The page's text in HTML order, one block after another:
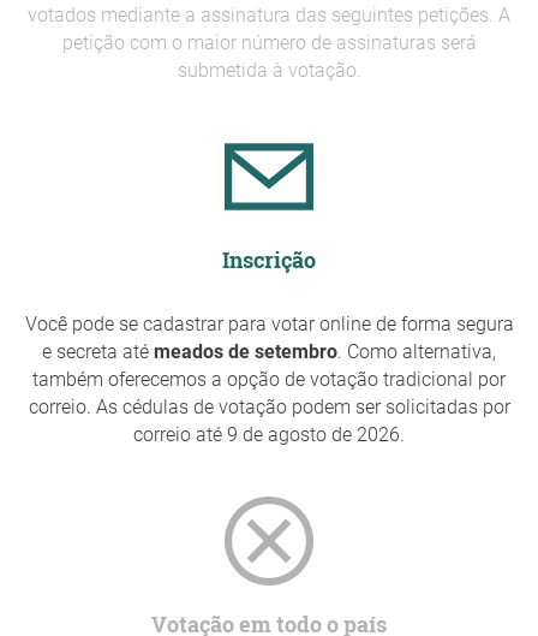
votados mediante a assinatura das seguintes petições. A
petição com o maior número de assinaturas será
submetida à votação.
Inscrição
Você pode se cadastrar para votar online de forma segura
e secreta até meados de setembro. Como alternativa,
também oferecemos a opção de votação tradicional por
correio. As cédulas de votação podem ser solicitadas por
correio até 9 de agosto de 2026.
Votação em todo o país